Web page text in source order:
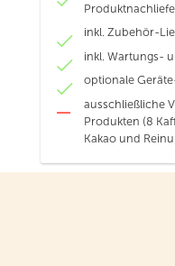
inkl. Zubehör-
inkl. Wartungs-
optionale
ausschließliche
Produkten (8
Kakao und